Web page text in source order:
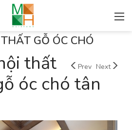
GỖ ÓC CHÓ
Prev Next
thất
óc chó tân